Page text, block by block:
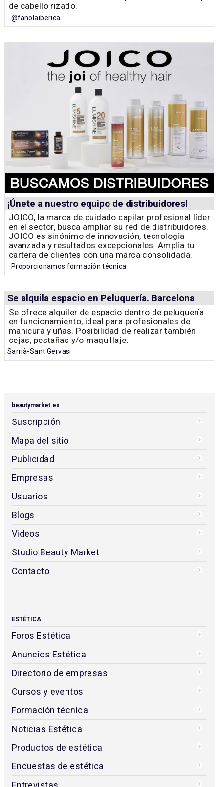
de cabello rizado.
@fanolaiberica
¡Únete a nuestro equipo de distribuidores!
JOICO, la marca de cuidado capilar profesional líder
en el sector, busca ampliar su red de distribuidores.
JOICO es sinónimo de innovación, tecnología
avanzada y resultados excepcionales. Amplía tu
cartera de clientes con una marca consolidada.
Proporcionamos formación técnica
Se alquila espacio en Peluquería. Barcelona
Se ofrece alquiler de espacio dentro de peluquería
en funcionamiento, ideal para profesionales de
manicura y uñas. Posibilidad de realizar también
cejas, pestañas y/o maquillaje.
Sarrià-Sant Gervasi
beautymarket.es
Suscripción
Mapa del sitio
Publicidad
Empresas
Usuarios
Blogs
Videos
Studio Beauty Market
Contacto
ESTÉTICA
Foros Estética
Anuncios Estética
Directorio de empresas
Cursos y eventos
Formación técnica
Noticias Estética
Productos de estética
Encuestas de estética
Entrevistas